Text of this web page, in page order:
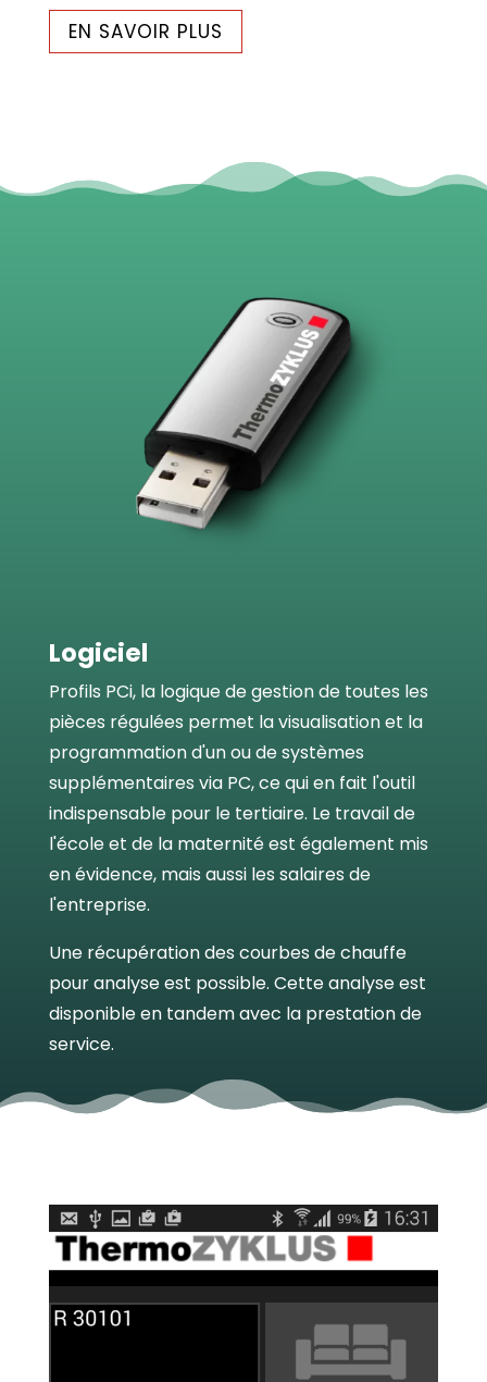
EN SAVOIR PLUS
Logiciel
Profils PCi, la logique de gestion de toutes les
pièces régulées permet la visualisation et la
programmation d'un ou de systèmes
supplémentaires via PC, ce qui en fait l'outil
indispensable pour le tertiaire. Le travail de
l'école et de la maternité est également mis
en évidence, mais aussi les salaires de
l'entreprise.
Une récupération des courbes de chauffe
pour analyse est possible. Cette analyse est
disponible en tandem avec la prestation de
service.